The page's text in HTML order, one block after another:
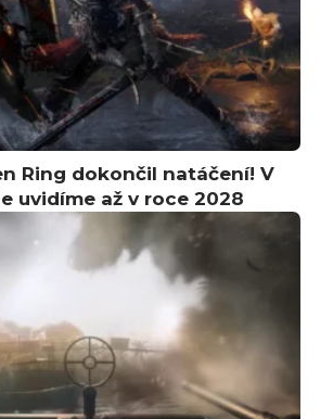
Ring dokončil natáčení! V
uvidíme až v roce 2028